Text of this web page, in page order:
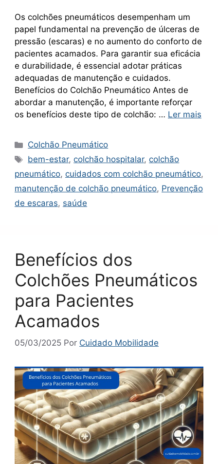
Os colchões pneumáticos desempenham um
papel fundamental na prevenção de úlceras de
pressão (escaras) e no aumento do conforto de
pacientes acamados. Para garantir sua eficácia
e durabilidade, é essencial adotar práticas
adequadas de manutenção e cuidados.
Benefícios do Colchão Pneumático Antes de
abordar a manutenção, é importante reforçar
os benefícios deste tipo de colchão: … Ler mais
Categorias
Colchão Pneumático
Tags
bem-estar,colchão hospitalar,colchão
pneumático, cuidados com colchão pneumático,
manutenção de colchão pneumático, Prevenção
de escaras, saúde
Benefícios dos
Colchões Pneumáticos
para Pacientes
Acamados
05/03/2025 Por Cuidado Mobilidade